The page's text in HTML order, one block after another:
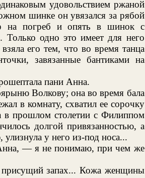
удовольствием ржаной
шинке он увязался за рябой
на погреб и опять в шинок с
одно это имеет для него
его тем, что во время танца
завязанные бантиками на
пани Анна.
Волкову; она во время бала
в комнату, схватил ее сорочку
в прошлом столетии с Филиппом
долгой привязанностью, а
у него из-под носа...
— я не понимаю, при чем же
запах... Кожа женщины